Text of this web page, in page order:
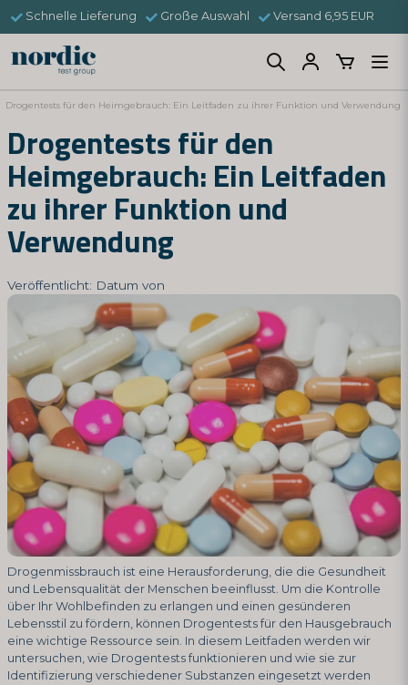
Schnelle Lieferung Große Auswahl Versand 6,95 EUR
Drogentests für den Heimgebrauch: Ein Leitfaden zu ihrer Funktion und Verwendung
Drogentests für den
Heimgebrauch: Ein Leitfaden
zu ihrer Funktion und
Verwendung
Veröffentlicht: Datum von
Drogenmissbrauch ist eine Herausforderung, die die Gesundheit
und Lebensqualität der Menschen beeinflusst. Um die Kontrolle
über Ihr Wohlbefinden zu erlangen und einen gesünderen
Lebensstil zu fördern, können Drogentests für den Hausgebrauch
eine wichtige Ressource sein. In diesem Leitfaden werden wir
untersuchen, wie Drogentests funktionieren und wie sie zur
Identifizierung verschiedener Substanzen eingesetzt werden